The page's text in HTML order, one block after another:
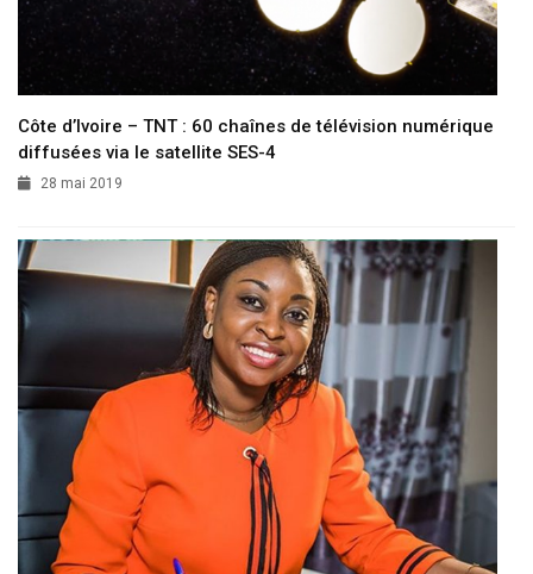
Côte d’Ivoire – TNT : 60 chaînes de télévision numérique
diffusées via le satellite SES-4
28 mai 2019